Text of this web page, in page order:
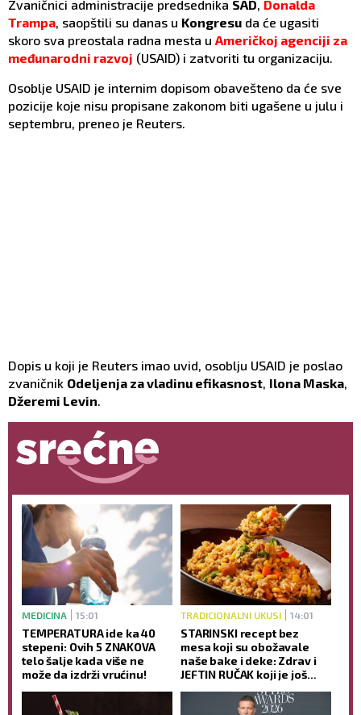
Zvaničnici administracije predsednika SAD, Donalda
Trampa, saopštili su danas u Kongresu da će ugasiti
skoro sva preostala radna mesta u Američkoj agenciji za
međunarodni razvoj (USAID) i zatvoriti tu organizaciju.
Osoblje USAID je internim dopisom obavešteno da će sve
pozicije koje nisu propisane zakonom biti ugašene u julu i
septembru, preneo je Reuters.
Dopis u koji je Reuters imao uvid, osoblju USAID je poslao
zvaničnik Odeljenja za vladinu efikasnost, Ilona Maska,
Džeremi Levin.
MEDICINA 15:01
TEMPERATURA ide ka 40
stepeni: Ovih 5 ZNAKOVA
telo šalje kada više ne
može da izdrži vrućinu!
TRADICIONALNI UKUSI 14:01
STARINSKI recept bez
mesa koji su obožavale
naše bake i deke: Zdrav i
JEFTIN RUČAK koji je još